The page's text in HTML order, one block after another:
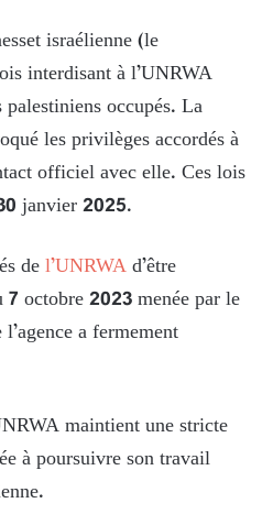
israélienne (le
interdisant à l’UNRWA
occupés. La
les privilèges accordés à
officiel avec elle. Ces lois
janvier 2025.
del’UNRWAd’être
7 octobre 2023 menée par le
a fermement
maintient une stricte
à poursuivre son travail